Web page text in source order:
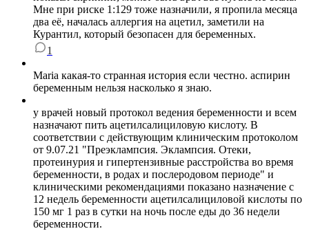
Мне при риске 1:129 тоже назначили, я пропила месяца
два её, началась аллергия на ацетил, заметили на
Курантил, который безопасен для беременных.
1
Maria какая-то странная история если честно. аспирин
беременным нельзя насколько я знаю.
у врачей новый протокол ведения беременности и всем
назначают пить ацетилсалициловую кислоту. В
соответствии с действующим клиническим протоколом
от 9.07.21 "Преэклампсия. Эклампсия. Отеки,
протеинурия и гипертензивные расстройства во время
беременности, в родах и послеродовом периоде" и
клиническими рекомендациями показано назначение с
12 недель беременности ацетилсалициловой кислоты по
150 мг 1 раз в сутки на ночь после еды до 36 недели
беременности.